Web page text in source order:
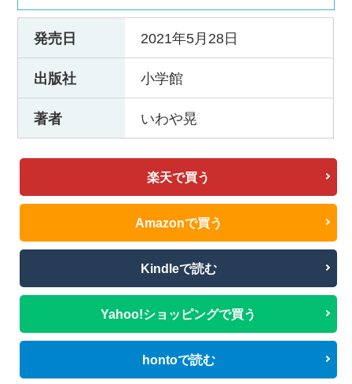
発売日 2021年5月28日
出版社 小学館
著者 いわや晃
楽天で買う
Amazonで買う
Kindleで読む
Yahoo!ショッピングで買う
hontoで読む